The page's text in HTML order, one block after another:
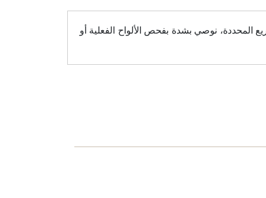
المحددة، نوصي بشدة بفحص الألواح الفعلية أو